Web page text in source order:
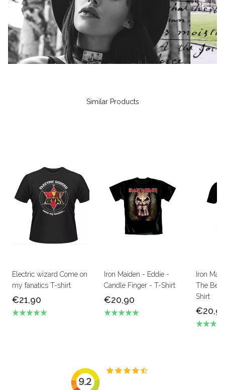
Similar Products
Electric wizard Come on
my fanatics T-shirt
€21,90
Iron Maiden - Eddie -
Candle Finger - T-Shirt
€20,90
Iron
The
Shirt